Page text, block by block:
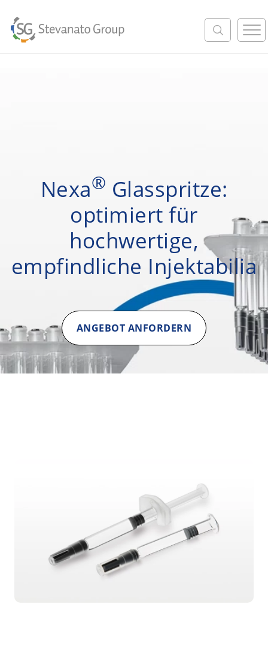
M
e
Nexa® Glasspritze:
optimiert für
hochwertige,
empfindliche Injektabilia
ANGEBOT ANFORDERN